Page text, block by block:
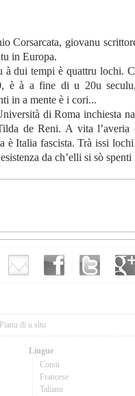
Corsarcata, giovanu
in Europa.
à dui tempi è quattru lochi.
è à a fine di u 20u
in a mente è i cori...
di Roma inchiesta
de Reni. A vita l’averia
è Italia fascista. Trà issi
da ch’elli si sò
Pianu di u situ
Lingue
Corsu
Francese
Talianu